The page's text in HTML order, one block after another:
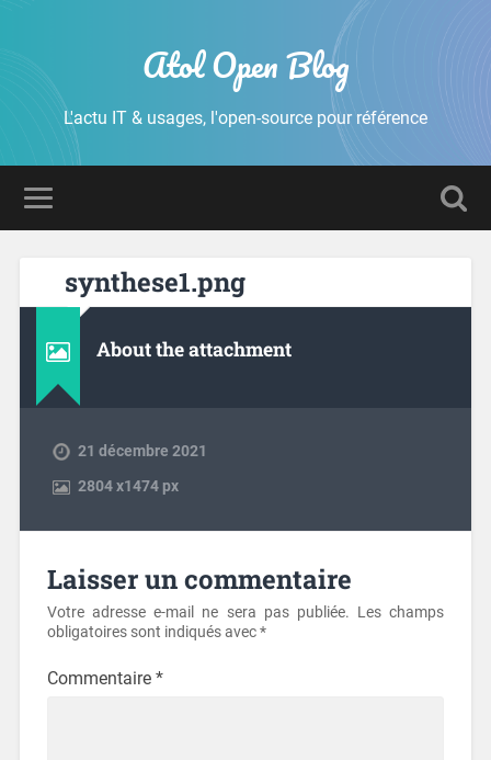
Atol Open Blog
L'actu IT & usages, l'open-source pour référence
synthese1.png
About the attachment
21 décembre 2021
2804x1474 px
Laisser un commentaire
Votre adresse e-mail ne sera pas publiée. Les champs
obligatoires sont indiqués avec*
Commentaire *